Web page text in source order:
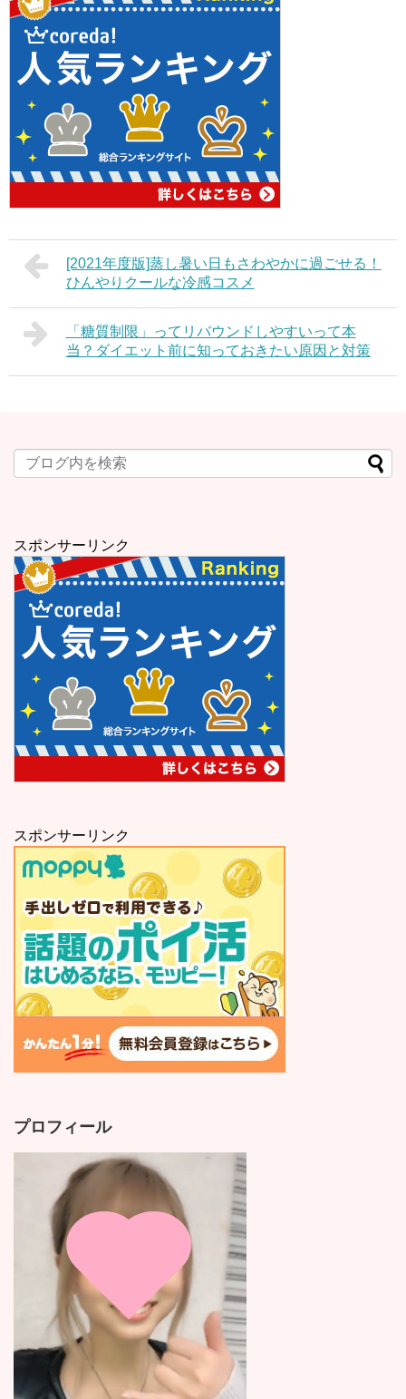
[2021年度版]蒸し暑い日もさわやかに過ごせる！
ひんやりクールな冷感コスメ
「糖質制限」ってリバウンドしやすいって本
当？ダイエット前に知っておきたい原因と対策
スポンサーリンク
スポンサーリンク
プロフィール